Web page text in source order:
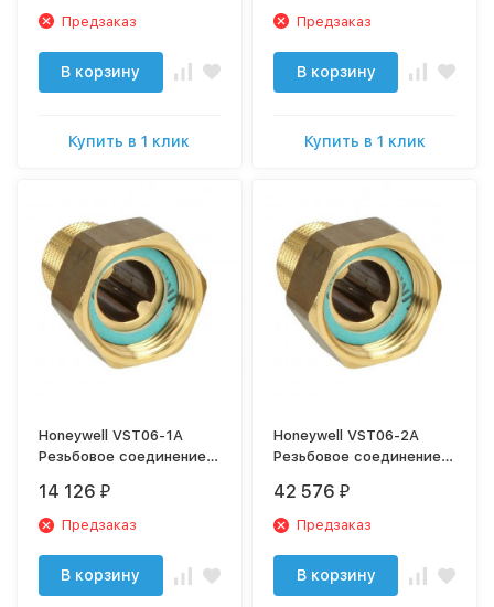
Предзаказ
В корзину
Купить в 1 клик
Предзаказ
В корзину
Купить в 1 клик
Honeywell VST06-1A
Резьбовое соединение
14 126 ₽
Предзаказ
В корзину
Honeywell VST06-2A
Резьбовое соединение
42 576 ₽
Предзаказ
В корзину